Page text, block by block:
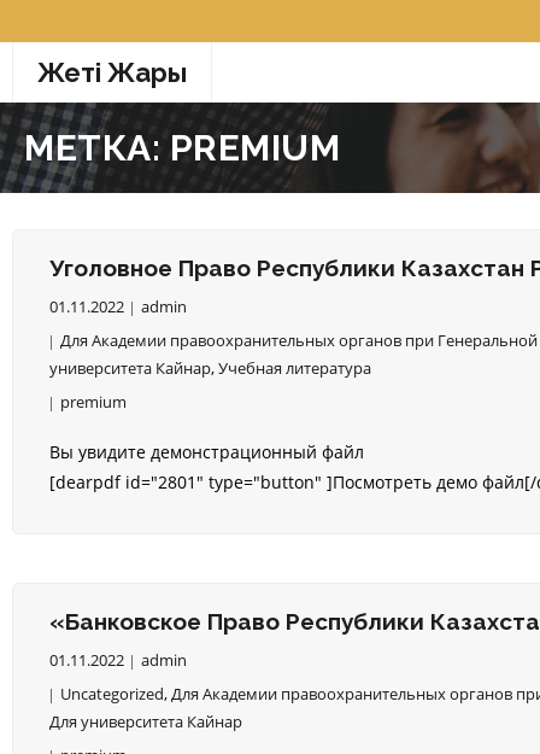
к
содержимому
Жетi Жарғы
МЕТКА:PREMIUM
Уголовное Право Республики Казахстан
01.11.2022
admin
Для Академии правоохранительных органов при Генеральной
университета Кайнар,Учебная литература
premium
Вы увидите демонстрационный файл
[dearpdf id="2801" type="button" ]Посмотреть демо
«Банковское Право Республики
01.11.2022
admin
Uncategorized,Для Академии правоохранительных органов
Для университета Кайнар